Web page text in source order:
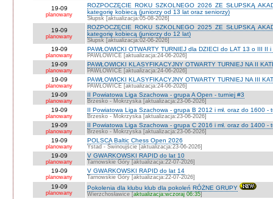
19-09
planowany
ROZPOCZĘCIE ROKU SZKOLNEGO 2026 ZE SŁUPSKĄ
kategorię kobiecą (juniorzy od 13 lat oraz seniorzy)
Słupsk [aktualizacja:05-08-2026]
19-09
planowany
ROZPOCZĘCIE ROKU SZKOLNEGO 2025 ZE SŁUPSKĄ
kategorię kobiecą (juniorzy do 12 lat)
Słupsk [aktualizacja:02-06-2026]
19-09
planowany
PAWŁOWICKI OTWARTY TURNIEJ dla DZIECI do LAT 13 o III II
PAWŁOWICE [aktualizacja:24-06-2026]
19-09
planowany
PAWŁOWICKI KLASYFIKACYJNY OTWARTY TURNIEJ NA II
PAWŁOWICE [aktualizacja:24-06-2026]
19-09
planowany
PAWŁOWICKI KLASYFIKACYJNY OTWARTY TURNIEJ NA III
PAWŁOWICE [aktualizacja:24-06-2026]
19-09
planowany
II Powiatowa Liga Szachowa - grupa A Open - turniej #3
Brzesko - Mokrzyska [aktualizacja:23-06-2026]
19-09
planowany
II Powiatowa Liga Szachowa - grupa B 2012 i mł. oraz do 1600 -
Brzesko - Mokrzyska [aktualizacja:23-06-2026]
19-09
planowany
II Powiatowa Liga Szachowa - grupa C 2016 i mł. oraz do 1400 -
Brzesko - Mokrzyska [aktualizacja:23-06-2026]
19-09
planowany
POLSCA Baltic Chess Open 2026
Ystad - Świnoujście [aktualizacja:23-06-2026]
19-09
planowany
V GWARKOWSKI RAPID do lat 10
Tarnowskie Góry [aktualizacja:22-07-2026]
19-09
planowany
V GWARKOWSKI RAPID do lat 14
Tarnowskie Góry [aktualizacja:22-07-2026]
19-09
planowany
Pokolenia dla klubu klub dla pokoleń RÓŻNE GRUPY
Wierzchosławice [aktualizacja:wczoraj 06:35]